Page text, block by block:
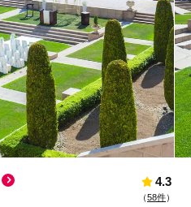
4.3
（58件）